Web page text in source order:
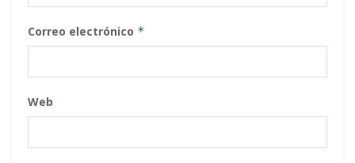
Correo electrónico *
Web